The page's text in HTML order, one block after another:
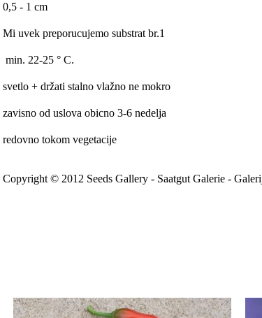
0,5 - 1 cm
Mi uvek preporucujemo substrat br.1
min. 22-25 ° C.
svetlo + držati stalno vlažno ne mokro
zavisno od uslova obicno 3-6 nedelja
redovno tokom vegetacije
Copyright © 2012 Seeds Gallery - Saatgut Galerie -